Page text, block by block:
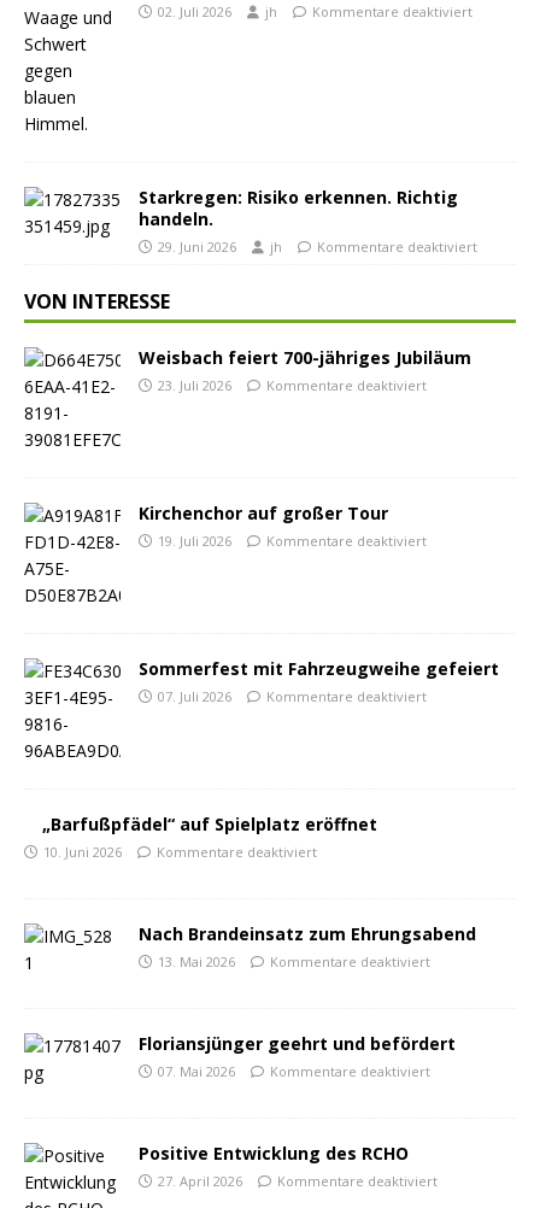
02. Juli 2026 jh Kommentare deaktiviert
Starkregen: Risiko erkennen. Richtig
handeln.
29. Juni 2026 jh Kommentare deaktiviert
VON INTERESSE
Weisbach feiert 700-jähriges Jubiläum
23. Juli 2026 Kommentare deaktiviert
Kirchenchor auf großer Tour
19. Juli 2026 Kommentare deaktiviert
Sommerfest mit Fahrzeugweihe gefeiert
07. Juli 2026 Kommentare deaktiviert
„Barfußpfädel“ auf Spielplatz eröffnet
10. Juni 2026 Kommentare deaktiviert
Nach Brandeinsatz zum Ehrungsabend
13. Mai 2026 Kommentare deaktiviert
Floriansjünger geehrt und befördert
07. Mai 2026 Kommentare deaktiviert
Positive Entwicklung des RCHO
27. April 2026 Kommentare deaktiviert